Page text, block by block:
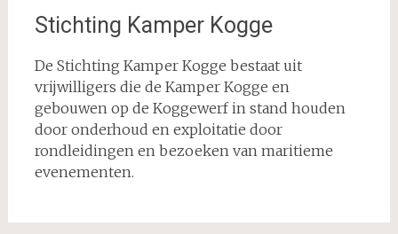
Stichting Kamper Kogge
De Stichting Kamper Kogge bestaat uit
vrijwilligers die de Kamper Kogge en
gebouwen op de Koggewerf in stand houden
door onderhoud en exploitatie door
rondleidingen en bezoeken van maritieme
evenementen.